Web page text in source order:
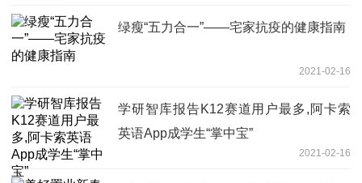
绿瘦“五力合一”——宅家抗疫的健康指南
2021-02-16
学研智库报告K12赛道用户最多,阿卡索
英语App成学生“掌中宝”
2021-02-16